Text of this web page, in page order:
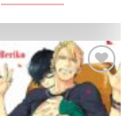
Ajouter
à la
wishlist